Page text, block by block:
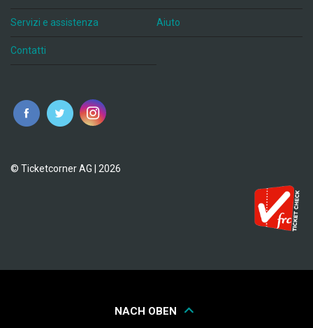
Servizi e assistenza Aiuto
Contatti
© Ticketcorner AG | 2026
NACH OBEN